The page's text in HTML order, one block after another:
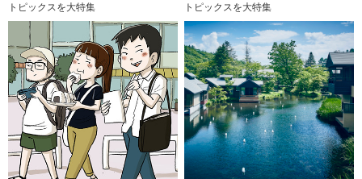
トピックスを大特集
トピックスを大特集